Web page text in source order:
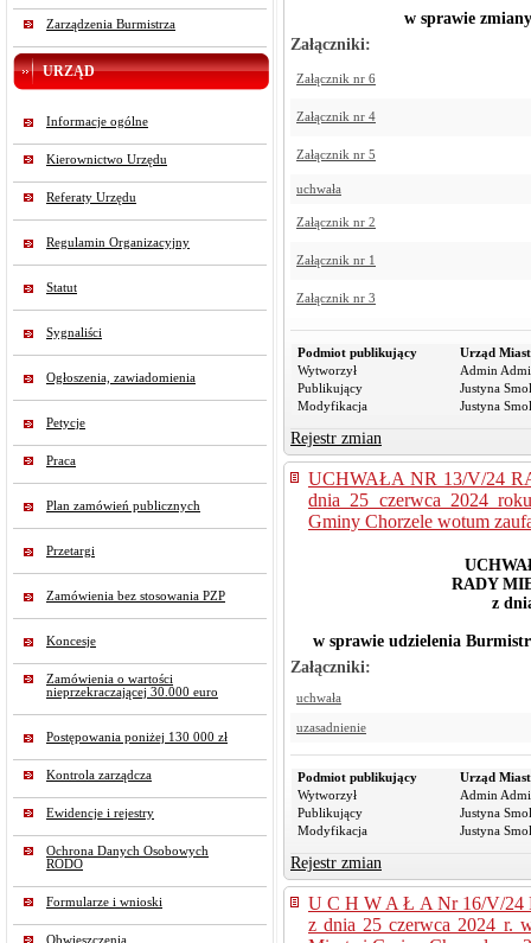
Zarządzenia Burmistrza
URZĄD
Informacje ogólne
Kierownictwo Urzędu
Referaty Urzędu
Regulamin Organizacyjny
Statut
Sygnaliści
Ogłoszenia, zawiadomienia
Petycje
Praca
Plan zamówień publicznych
Przetargi
Zamówienia bez stosowania PZP
Koncesje
Zamówienia o wartości
nieprzekraczającej 30.000 euro
Postępowania poniżej 130 000 zł
Kontrola zarządcza
Ewidencje i rejestry
Ochrona Danych Osobowych
RODO
Formularze i wnioski
Obwieszczenia
w sprawie
Załączniki:
Załącznik nr 6
Załącznik nr 4
Załącznik nr 5
uchwała
Załącznik nr 2
Załącznik nr 1
Załącznik nr 3
Podmiot publikujący
Urząd
Wytworzył
Admin
Publikujący
Justyna
Modyfikacja
Justyna
Rejestr zmian
UCHWAŁA NR 13/V/24
dnia 25 czerwca 2024
Gminy Chorzele wotum
RADY
z
w sprawie udzielenia
Załączniki:
uchwała
uzasadnienie
Podmiot publikujący
Urząd
Wytworzył
Admin
Publikujący
Justyna
Modyfikacja
Justyna
Rejestr zmian
U C H W A Ł A Nr 16/V/
z dnia 25 czerwca 2024 r.